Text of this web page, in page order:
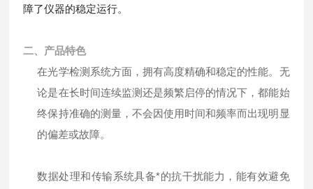
障了仪器的稳定运行。
二、产品特色
在光学检测系统方面，拥有高度精确和稳定的性能。无
论是在长时间连续监测还是频繁启停的情况下，都能始
终保持准确的测量，不会因使用时间和频率而出现明显
的偏差或故障。
数据处理和传输系统具备*的抗干扰能力，能有效避免